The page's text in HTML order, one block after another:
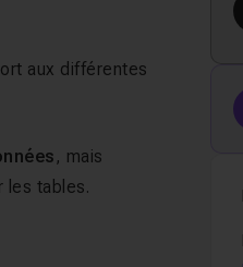
aux différentes
, mais
les tables.